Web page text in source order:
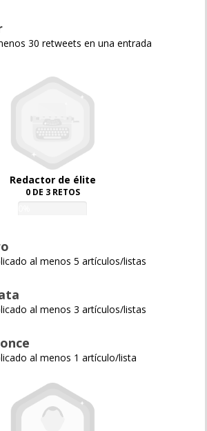
30 retweets en una entrada
Redactor de élite
0 DE 3 RETOS
al menos 5 artículos/listas
al menos 3 artículos/listas
al menos 1 artículo/lista